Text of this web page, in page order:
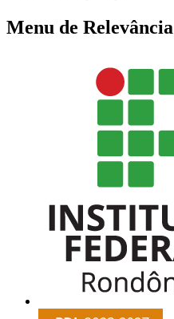
Menu de Relevância